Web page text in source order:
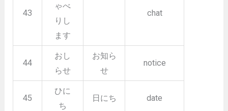
43
ゃべ
りし
ます
chat
44
おし
らせ
お知ら
せ
notice
45
ひに
ち
日にち date